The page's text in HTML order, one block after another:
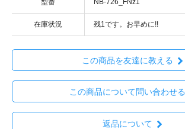
型番 NB-726_FNz1
在庫状況 残1です。お早めに!!
この商品を友達に教える
この商品について問い合わせる
返品について